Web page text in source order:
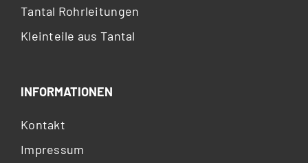
Tantal Rohrleitungen
Kleinteile aus Tantal
INFORMATIONEN
Kontakt
Impressum